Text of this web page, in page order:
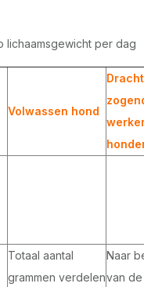
lichaamsgewicht per dag
Volwassen hond
Totaal aantal
grammen verdelen
Naar
van